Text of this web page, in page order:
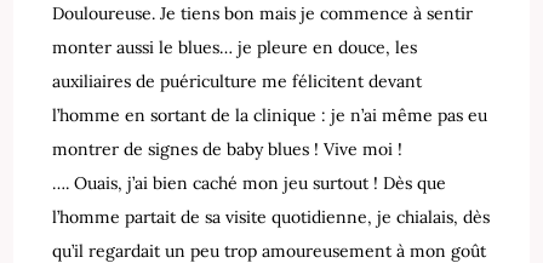
Douloureuse. Je tiens bon mais je commence à sentir
monter aussi le blues… je pleure en douce, les
auxiliaires de puériculture me félicitent devant
l’homme en sortant de la clinique : je n’ai même pas eu
montrer de signes de baby blues ! Vive moi !
…. Ouais, j’ai bien caché mon jeu surtout ! Dès que
l’homme partait de sa visite quotidienne, je chialais, dès
qu’il regardait un peu trop amoureusement à mon goût